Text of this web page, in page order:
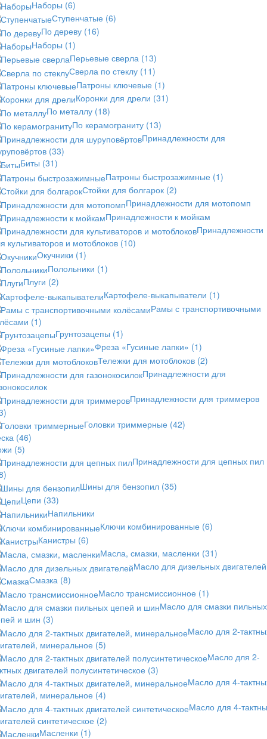
Наборы (6)
Ступенчатые (6)
По дереву (16)
Наборы (1)
Перьевые сверла (13)
Сверла по стеклу (11)
Патроны ключевые (1)
Коронки для дрели (31)
По металлу (18)
По керамограниту (13)
Принадлежности для
(33)
Биты (31)
Патроны быстрозажимные (1)
Стойки для болгарок (2)
Принадлежности для мотопомп
Принадлежности к мойкам
Принадлежности
культиваторов и мотоблоков (10)
Окучники (1)
Полольники (1)
Плуги (2)
Картофеле-выкапыватели (1)
Рамы с транспортивочными
(1)
Грунтозацепы (1)
Фреза «Гусиные лапки» (1)
Тележки для мотоблоков (2)
Принадлежности для
Принадлежности для триммеров
Головки триммерные (42)
(46)
(5)
Принадлежности для цепных пил
Шины для бензопил (35)
Цепи (33)
Напильники
Ключи комбинированные (6)
Канистры (6)
Масла, смазки, масленки (31)
Масло для дизельных двигателей
Смазка (8)
Масло трансмиссионное (1)
Масло для смазки пильных
и шин (3)
Масло для 2-
минеральное (5)
Масло для 2-
двигателей полусинтетическое (3)
Масло для 4-
минеральное (4)
Масло для 4-
синтетическое (2)
Масленки (1)